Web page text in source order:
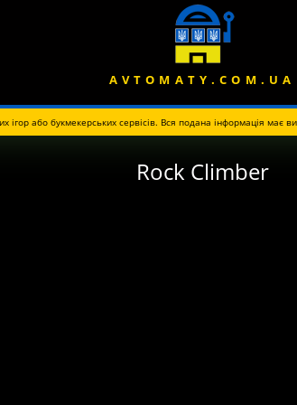
AVTOMATY.COM.UA
ігор або букмекерських сервісів. Вся подана інформація має
Rock Climber